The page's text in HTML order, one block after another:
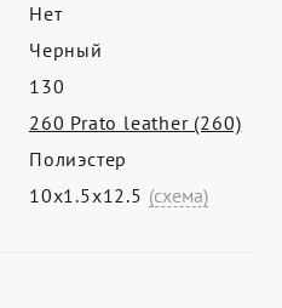
персональных
Нет
Черный
130
260 Prato leather (260)
Полиэстер
10х1.5х12.5 (схема)